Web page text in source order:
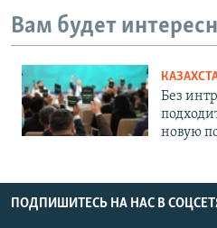
Вам будет
Без
новую
ПОДПИШИТЕСЬ НА НАС В